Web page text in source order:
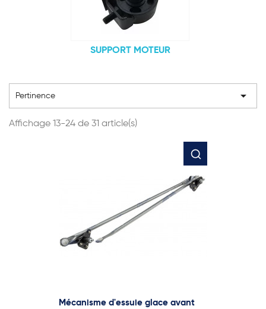
SUPPORT MOTEUR
Pertinence 
Affichage 13-24 de 31 article(s)
Mécanisme d'essuie glace avant